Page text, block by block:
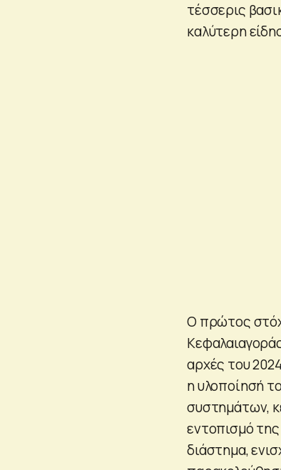
τέσσερις
καλύτερη
Ο πρώτος
αρχές του
η υλοποίησή
συστημάτων,
εντοπισμό
διάστημα,